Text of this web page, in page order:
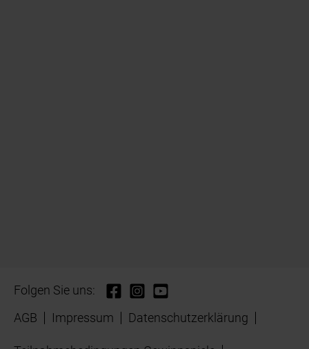
Folgen Sie uns:
AGB
Impressum Datenschutzerklärung